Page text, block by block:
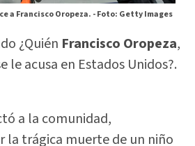
a Francisco Oropeza. -Foto: Getty Images
¿Quién Francisco Oropeza,
le acusa en Estados Unidos?.
a la comunidad,
la trágica muerte de un niño